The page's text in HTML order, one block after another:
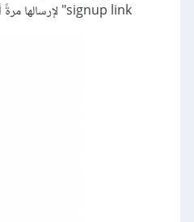
signup link" لإرسالها مرةً أخرى. وفي حال كتابة بريد إلكترونيّ خاطئ أو الرغبة في تغييره، فيمكن الضغط على "Change email address".